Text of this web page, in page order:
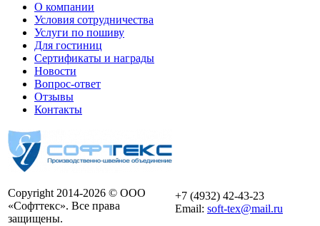
О компании
Условия сотрудничества
Услуги по пошиву
Для гостиниц
Сертификаты и награды
Новости
Вопрос-ответ
Отзывы
Контакты
Copyright 2014-2026 © ООО
«Софттекс». Все права
защищены.
+7 (4932) 42-43-23
Email: soft-tex@mail.ru